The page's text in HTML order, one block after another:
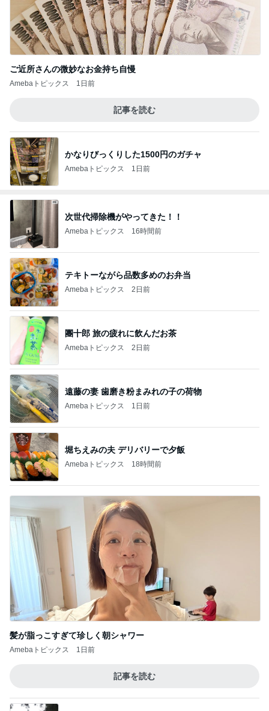
ご近所さんの微妙なお金持ち自慢
Amebaトピックス 1日前
記事を読む
かなりびっくりした1500円のガチャ
Amebaトピックス 1日前
次世代掃除機がやってきた！！
Amebaトピックス 16時間前
テキトーながら品数多めのお弁当
Amebaトピックス 2日前
團十郎 旅の疲れに飲んだお茶
Amebaトピックス 2日前
遠藤の妻 歯磨き粉まみれの子の荷物
Amebaトピックス 1日前
堀ちえみの夫 デリバリーで夕飯
Amebaトピックス 18時間前
髪が脂っこすぎて珍しく朝シャワー
Amebaトピックス 1日前
記事を読む